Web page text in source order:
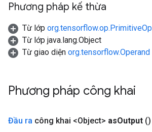
Phương pháp kế thừa
Từ lớp org.tensorflow.op.PrimitiveOp
Từ lớp java.lang.Object
Từ giao diện org.tensorflow.Operand
Phương pháp công khai
Đầu ra công khai <Object> asOutput ()